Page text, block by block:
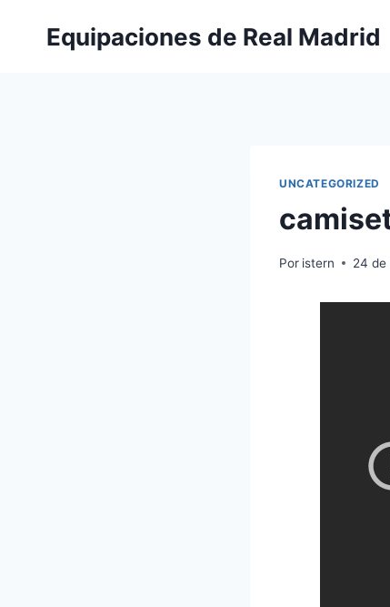
Equipaciones de Real Madrid
UNCATEGORIZED
Por istern 24 de